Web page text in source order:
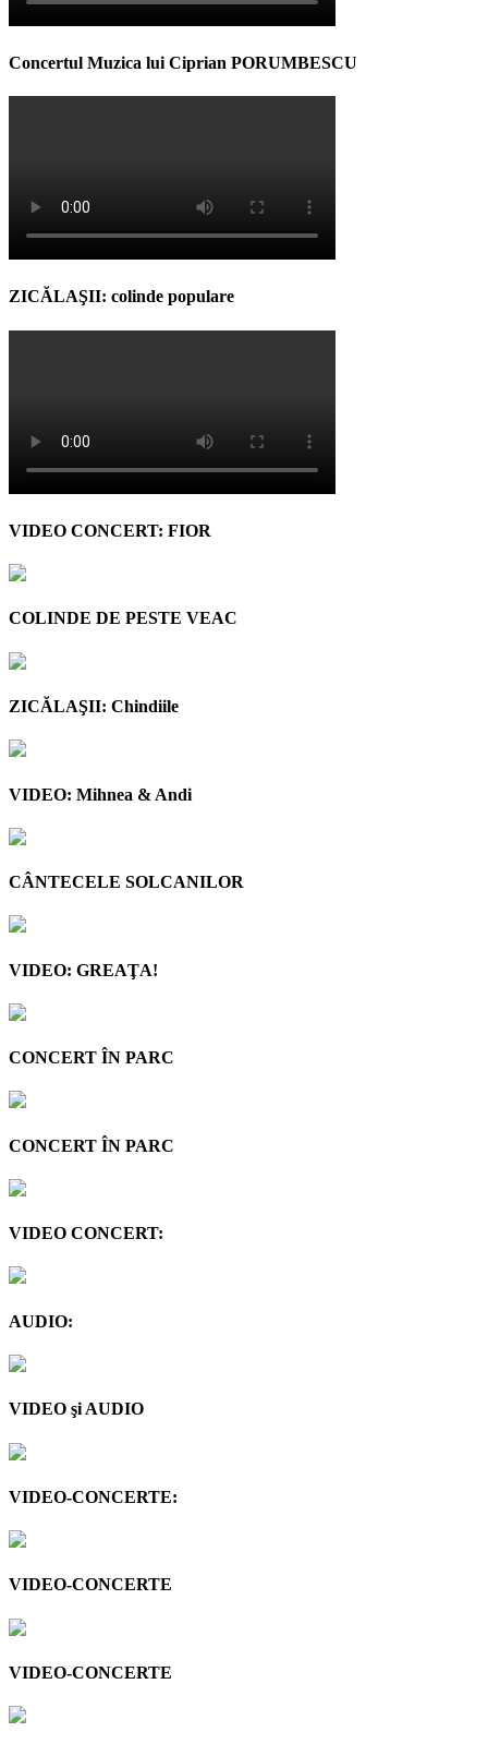
Concertul Muzica lui Ciprian PORUMBESCU
ZICĂLAŞII: colinde populare
VIDEO CONCERT: FIOR
COLINDE DE PESTE VEAC
ZICĂLAŞII: Chindiile
VIDEO: Mihnea & Andi
CÂNTECELE SOLCANILOR
VIDEO: GREAŢA!
CONCERT ÎN PARC
CONCERT ÎN PARC
VIDEO CONCERT:
AUDIO:
VIDEO şi AUDIO
VIDEO-CONCERTE:
VIDEO-CONCERTE
VIDEO-CONCERTE